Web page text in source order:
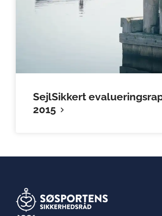
SejlSikkert
2015